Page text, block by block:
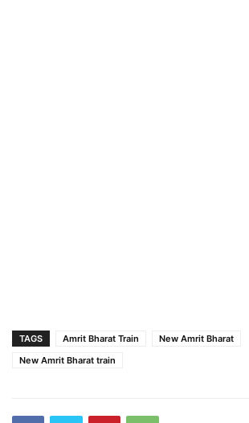
TAGS Amrit Bharat Train
New Amrit Bharat
New Amrit Bharat train